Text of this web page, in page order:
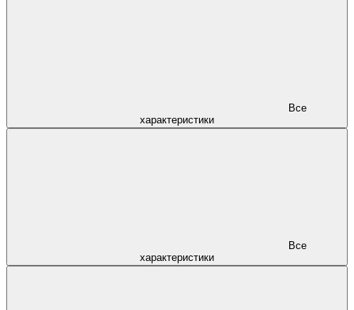
характеристики
характеристики